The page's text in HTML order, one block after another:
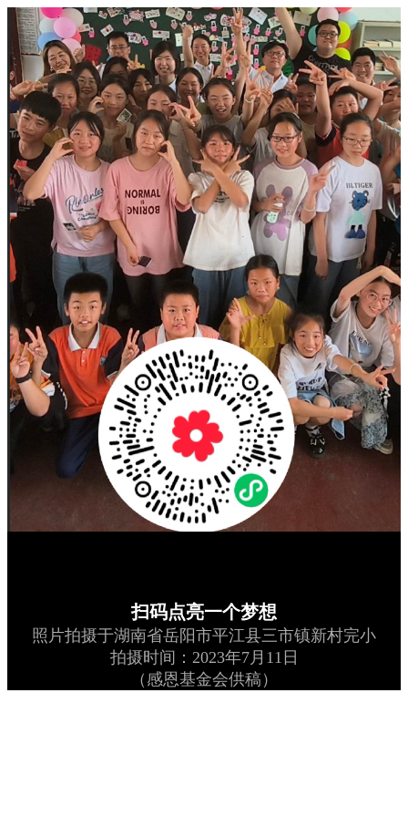
扫码点亮一个梦想
照片拍摄于湖南省岳阳市平江县三市镇新村完小
拍摄时间：2023年7月11日
（感恩基金会供稿）